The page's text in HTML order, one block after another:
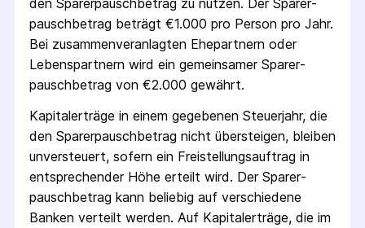
den Sparer­pausch­betrag zu nutzen. Der Sparer­
pausch­betrag beträgt €1.000 pro Person pro Jahr.
Bei zusammenveranlagten Ehepartnern oder
Lebenspartnern wird ein gemeinsamer Sparer­
pausch­betrag von €2.000 gewährt.
Kapitalerträge in einem gegebenen Steuerjahr, die
den Sparer­pausch­betrag nicht übersteigen, bleiben
unversteuert, sofern ein Freistellungs­auftrag in
entsprechender Höhe erteilt wird. Der Sparer­
pausch­betrag kann beliebig auf verschiedene
Banken verteilt werden. Auf Kapitalerträge, die im